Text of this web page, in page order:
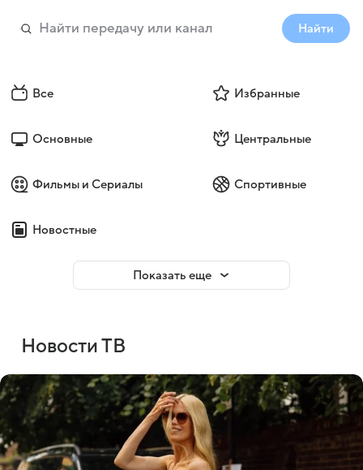
Найти
Все Избранные
Основные Центральные
Фильмы и Сериалы Спортивные
Новостные
Показать еще
Новости ТВ